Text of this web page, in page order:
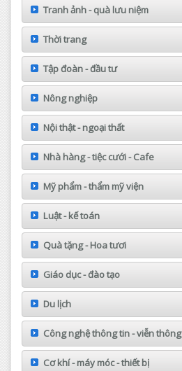
Tranh ảnh - quà lưu niệm
Thời trang
Tập đoàn - đầu tư
Nông nghiệp
Nội thật - ngoại thất
Nhà hàng - tiệc cưới - Cafe
Mỹ phẩm - thẩm mỹ viện
Luật - kế toán
Quà tặng - Hoa tươi
Giáo dục - đào tạo
Du lịch
Công nghệ thông tin - viễn thông
Cơ khí - máy móc - thiết bị